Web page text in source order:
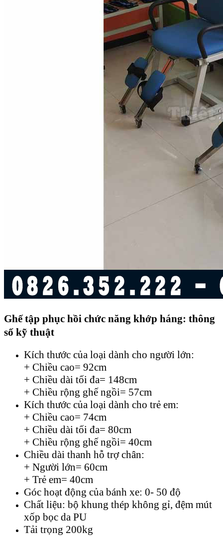
Ghế tập phục hồi chức năng khớp háng: thông
số kỹ thuật
Kích thước của loại dành cho người lớn:
+ Chiều cao= 92cm
+ Chiều dài tối đa= 148cm
+ Chiều rộng ghế ngồi= 57cm
Kích thước của loại dành cho trẻ em:
+ Chiều cao= 74cm
+ Chiều dài tối đa= 80cm
+ Chiều rộng ghế ngồi= 40cm
Chiều dài thanh hỗ trợ chân:
+ Người lớn= 60cm
+ Trẻ em= 40cm
Góc hoạt động của bánh xe: 0- 50 độ
Chất liệu: bộ khung thép không gỉ, đệm mút
xốp bọc da PU
Tải trọng 200kg